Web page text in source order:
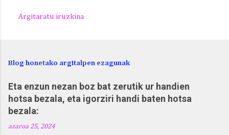
Argitaratu iruzkina
Blog honetako argitalpen ezagunak
Eta enzun nezan boz bat zerutik ur handien
hotsa bezala, eta igorziri handi baten hotsa
bezala:
azaroa 25, 2024